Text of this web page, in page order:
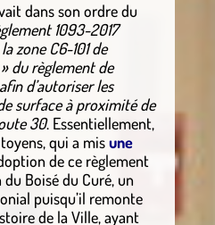
dans son ordre du
1093-2017
zone C6-101 de
du règlement de
d’autoriser les
surface à proximité de
30. Essentiellement,
qui a misune
de ce règlement
Boisé du Curé, un
puisqu’il remonte
de la Ville, ayant